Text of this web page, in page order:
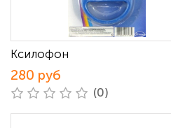
Ксилофон
280 руб
(0)